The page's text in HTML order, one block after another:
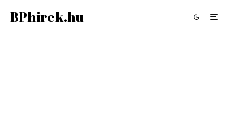
BPhirek.hu